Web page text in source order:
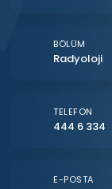
BÖLÜM
Radyoloji
TELEFON
444 6 334
E-POSTA